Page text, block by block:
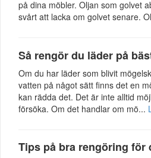
på dina möbler. Oljan som golvet
svårt att lacka om golvet senare.
Så rengör du läder på
Om du har läder som blivit
vatten på något sätt finns det en
kan rädda det. Det är inte alltid
försöka. Om det handlar om mö...
Tips på bra rengöring för